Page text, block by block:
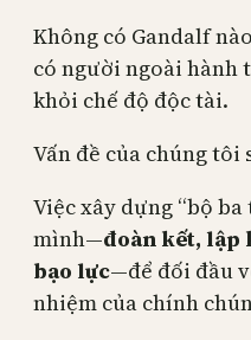
Không có Gandalf
có người ngoài hành
khỏi chế độ độc tài.
Vấn đề của chúng
Việc xây dựng “bộ
mình—đoàn kết, lập
bạo lực—để đối đầu
nhiệm của chính